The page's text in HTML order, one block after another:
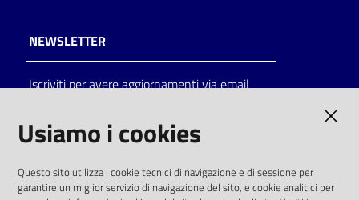
NEWSLETTER
Iscriviti per avere aggiornamenti via email
solo alle condizioni previste dalla direttiva
Usiamo i cookies
Questo sito utilizza i cookie tecnici di navigazione e di sessione per
garantire un miglior servizio di navigazione del sito, e cookie analitici per